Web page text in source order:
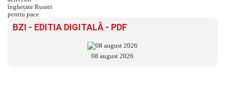
BZI - EDITIA DIGITALĂ - PDF
08 august 2026